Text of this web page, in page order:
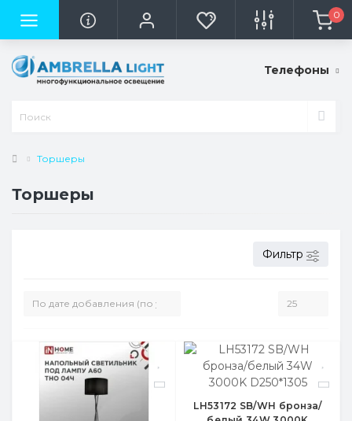
0
Телефоны
Торшеры
Торшеры
Фильтр
LH53172 SB/WH бронза/